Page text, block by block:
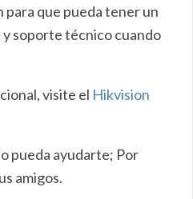
que pueda tener un
soporte técnico cuando
visite el Hikvision
pueda ayudarte; Por
amigos.